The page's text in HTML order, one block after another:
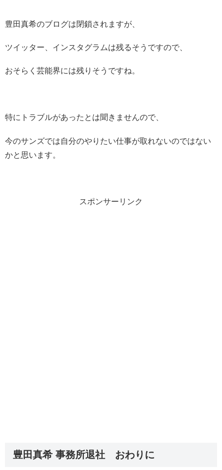
豊田真希のブログは閉鎖されますが、
ツイッター、インスタグラムは残るそうですので、
おそらく芸能界には残りそうですね。
特にトラブルがあったとは聞きませんので、
今のサンズでは自分のやりたい仕事が取れないのではない
かと思います。
スポンサーリンク
豊田真希 事務所退社 おわりに